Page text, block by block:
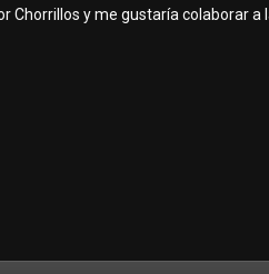
Chorrillos y me gustaría colaborar a